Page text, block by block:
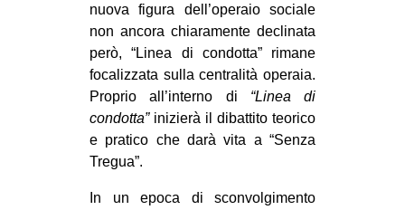
nuova figura dell’operaio sociale
non ancora chiaramente declinata
però, “Linea di condotta” rimane
focalizzata sulla centralità operaia.
Proprio all’interno di “Linea di
condotta”inizierà il dibattito teorico
e pratico che darà vita a “Senza
Tregua”.
In un epoca di sconvolgimento